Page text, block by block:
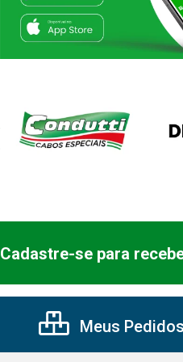
Cadastre-se para
Meus Pedidos